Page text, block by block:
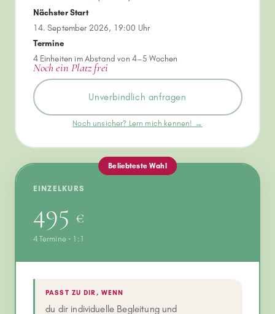
Nächster Start
14. September 2026, 19:00 Uhr
Termine
4 Einheiten im Abstand von 4–5 Wochen
Noch ein Platz frei
Unverbindlich anfragen
Noch unsicher? Lern mich kennen! →
Beliebteste Wahl
EINZELKURS
495 €
4 Termine · 1:1
PASST ZU DIR, WENN
du dir individuelle Begleitung und